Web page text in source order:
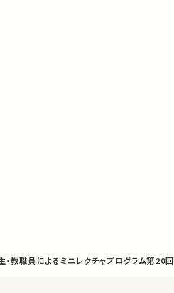
・教職員によるミニレクチャプログラム第20回